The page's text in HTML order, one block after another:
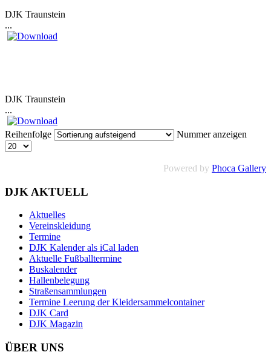
DJK Traunstein
...
DJK Traunstein
...
Reihenfolge Nummer anzeigen
Powered by Phoca Gallery
DJK AKTUELL
Aktuelles
Vereinskleidung
Termine
DJK Kalender als iCal laden
Aktuelle Fußballtermine
Buskalender
Hallenbelegung
Straßensammlungen
Termine Leerung der Kleidersammelcontainer
DJK Card
DJK Magazin
ÜBER UNS